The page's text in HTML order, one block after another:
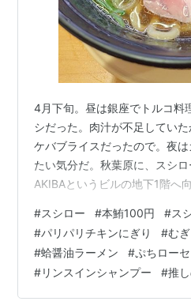
4月下旬。昼は銀座でトルコ料
シだった。肉汁が不足してい
ケバブライスだったので。夜
たい気分だ。秋葉原に、スシ
AKIBAというビルの地下1階へ
ず、期間限定メニュー、フェア
昭和の笑福亭鶴瓶がアピールす
100円ってのはすごいな、これ
ボイル本ずわい蟹かに身のせ、
ンは390円か…高いな。 だっ
#スシロー #本鮪100円 #ス
#パリパリチキンにぎり #む
#蛤醤油ラーメン #ぷちロー
#リンスインシャンプー #推